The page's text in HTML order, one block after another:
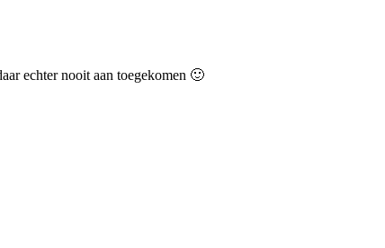
echter nooit aan toegekomen 🙂